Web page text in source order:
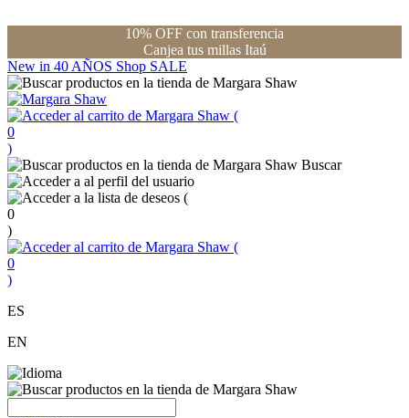
10% OFF con transferencia
Canjea tus millas Itaú
New in 40 AÑOS Shop SALE
(
0
)
Buscar
(
0
)
(
0
)
ES
EN